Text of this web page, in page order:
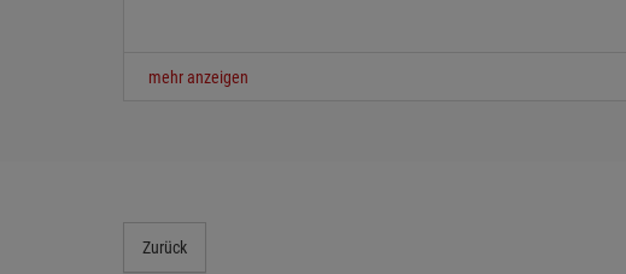
mehr anzeigen
(53,43 € inkl. MwSt.)
Zurück